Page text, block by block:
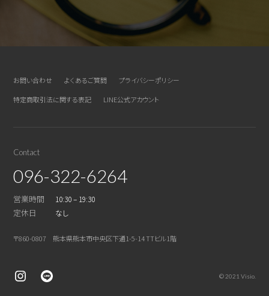
お問い合わせ よくあるご質問
プライバシーポリシー
特定商取引法に関する表記
LINE公式アカウント
Contact
096-322-6264
営業時間 10:30 – 19:30
定休日 なし
〒860-0807 熊本県熊本市中央区下通1-5-14 TTビル1階
© 2021 Visio.